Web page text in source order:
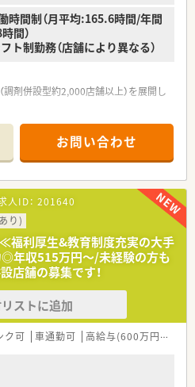
時間制（月平均:165.6時間/年間
間）
制勤務（店舗により異なる）
剤併設型約2,000店舗以上）を展開し
ますが、経験の少ない方でも500万前
！
富な社内研修や外部組織と連携した研
らこそ活躍できるキャリアパスが多
。
マネジャーや営業部長等のマネジメン
。
活かせるスペシャリストを目指すこ
商品部門等の本社スタッフなど活動領
しており、在宅医療へもしっかりと関
予定です。
クライフバランスが整っています
お問い合わせ
人ID： 201640
り)
≪福利厚生&教育制度充実の大手
年収515万円～/未経験の方も
店舗の募集です！
ストに追加
ク可 車通勤可 高給与(600万円以上)